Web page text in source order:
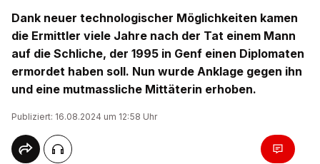
Dank neuer technologischer Möglichkeiten kamen
die Ermittler viele Jahre nach der Tat einem Mann
auf die Schliche, der 1995 in Genf einen Diplomaten
ermordet haben soll. Nun wurde Anklage gegen ihn
und eine mutmassliche Mittäterin erhoben.
Publiziert: 16.08.2024 um 12:58 Uhr